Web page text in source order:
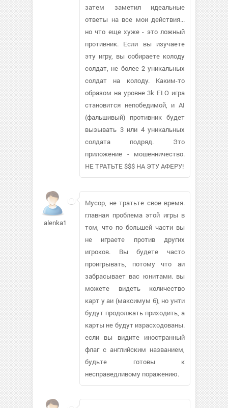
затем заметил идеальные
ответы на все мои действия...
но что еще хуже - это ложный
противник. Если вы изучаете
эту игру, вы собираете колоду
солдат, не более 2 уникальных
солдат на колоду. Каким-то
образом на уровне 3k ELO игра
становится непобедимой, и AI
(фальшивый) противник будет
вызывать 3 или 4 уникальных
солдата подряд. Это
приложение - мошенничество.
НЕ ТРАТЬТЕ $$$ НА ЭТУ АФЕРУ!
alenka1922
Мусор, не тратьте свое время.
главная проблема этой игры в
том, что по большей части вы
не играете против других
игроков. Вы будете часто
проигрывать, потому что аи
забрасывает вас юнитами. вы
можете видеть количество
карт у аи (максимум 6), но унти
будут продолжать приходить, а
карты не будут израсходованы.
если вы видите иностранный
флаг с английским названием,
будьте готовы к
несправедливому поражению.